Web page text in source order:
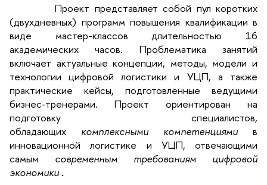
Проект представляет собой пул коротких
(двухдневных) программ повышения квалификации в
виде мастер-классов длительностью 16
академических часов. Проблематика занятий
включает актуальные концепции, методы, модели и
технологии цифровой логистики и УЦП, а также
практические кейсы, подготовленные ведущими
бизнес-тренерами. Проект ориентирован на
подготовку специалистов,
обладающих комплексными компетенциями в
инновационной логистике и УЦП, отвечающими
самым современным требованиям цифровой
экономики .